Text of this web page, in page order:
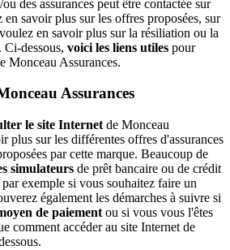
des assurances peut être contactée sur
savoir plus sur les offres proposées, sur
en savoir plus sur la résiliation ou la
dessous, voici les liens utiles pour
Monceau Assurances.
Assurances
le site Internet de Monceau
plus sur les différentes offres d'assurances
par cette marque. Beaucoup de
simulateurs de prêt bancaire ou de crédit
exemple si vous souhaitez faire un
également les démarches à suivre si
de paiement ou si vous vous l'êtes
comment accéder au site Internet de